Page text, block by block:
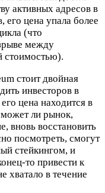
активных адресов в
его цена упала более
(что
между
стоимостью).
стоит двойная
инвесторов в
цена находится в
ли рынок,
вновь восстановить
посмотреть, смогут
стейкингом, и
то привести к
хватало в течение